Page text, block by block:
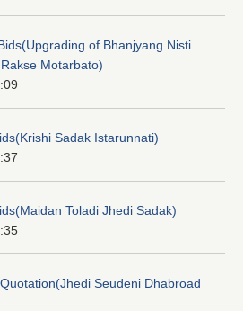
of Bhanjyang Nisti
Motarbato)
Sadak Istarunnati)
Toladi Jhedi Sadak)
Seudeni Dhabroad